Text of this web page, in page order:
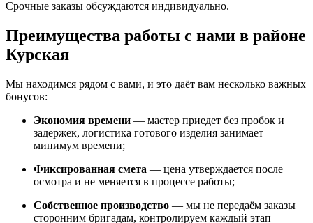
Срочные заказы обсуждаются индивидуально.
Преимущества работы с нами в районе
Курская
Мы находимся рядом с вами, и это даёт вам несколько важных
бонусов:
Экономия времени — мастер приедет без пробок и
задержек, логистика готового изделия занимает
минимум времени;
Фиксированная смета — цена утверждается после
осмотра и не меняется в процессе работы;
Собственное производство — мы не передаём заказы
сторонним бригадам, контролируем каждый этап